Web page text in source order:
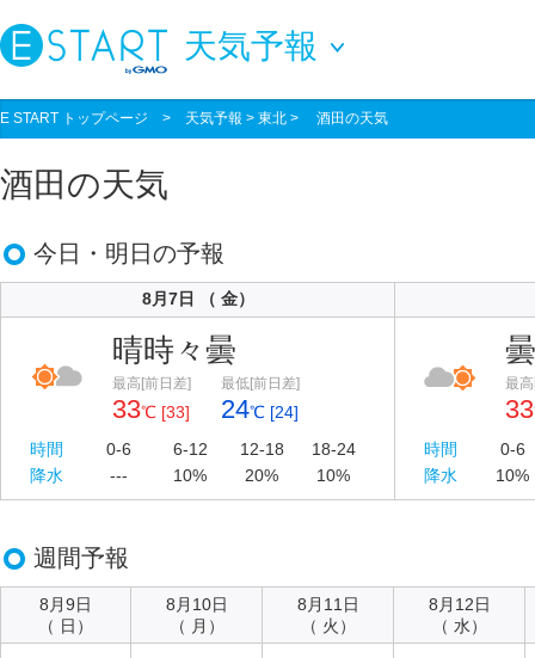
天気予報
E START トップページ > 天気予報 > 東北 > 酒田の天気
酒田の天気
今日・明日の予報
8月7日 （ 金）
晴時々曇
最高[前日差]
33℃ [33]
最低[前日差]
24℃ [24]
最
33
時間
0-6 6-12 12-18
18-24
降水
--- 10% 20% 10%
時間
0-6
降水
10%
週間予報
8月9日
（ 日）
8月10日
（ 月）
8月11日
（ 火）
8月12日
（ 水）